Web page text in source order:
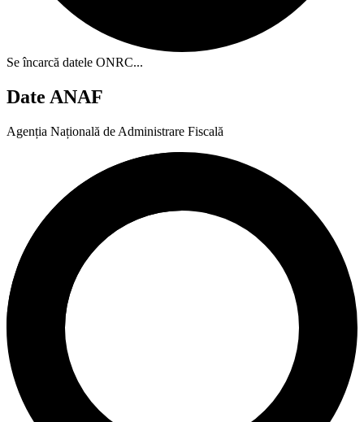
Se încarcă datele ONRC...
Date ANAF
Agenția Națională de Administrare Fiscală